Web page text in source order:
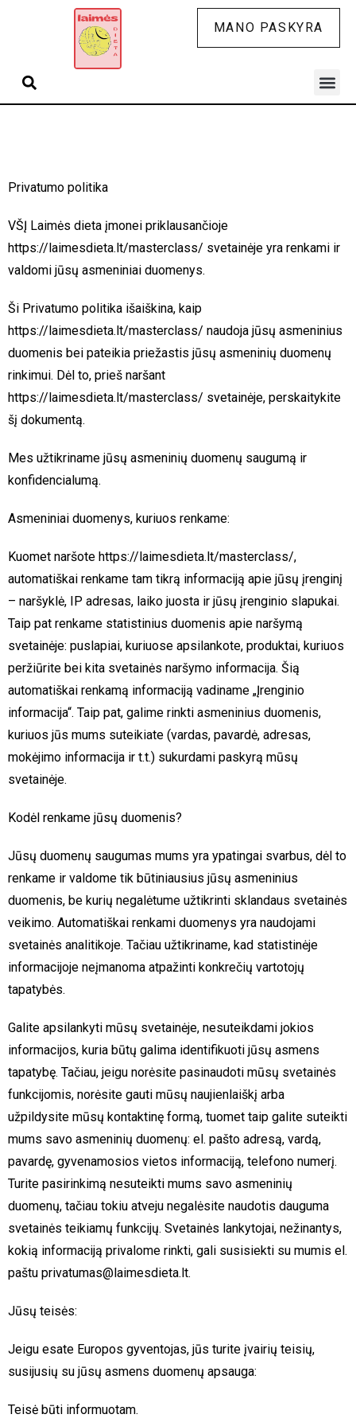
MANO PASKYRA
Privatumo politika
VŠĮ Laimės dieta įmonei priklausančioje
https://laimesdieta.lt/masterclass/ svetainėje yra renkami ir
valdomi jūsų asmeniniai duomenys.
Ši Privatumo politika išaiškina, kaip
https://laimesdieta.lt/masterclass/ naudoja jūsų asmeninius
duomenis bei pateikia priežastis jūsų asmeninių duomenų
rinkimui. Dėl to, prieš naršant
https://laimesdieta.lt/masterclass/ svetainėje, perskaitykite
šį dokumentą.
Mes užtikriname jūsų asmeninių duomenų saugumą ir
konfidencialumą.
Asmeniniai duomenys, kuriuos renkame:
Kuomet naršote https://laimesdieta.lt/masterclass/,
automatiškai renkame tam tikrą informaciją apie jūsų įrenginį
– naršyklė, IP adresas, laiko juosta ir jūsų įrenginio slapukai.
Taip pat renkame statistinius duomenis apie naršymą
svetainėje: puslapiai, kuriuose apsilankote, produktai, kuriuos
peržiūrite bei kita svetainės naršymo informacija. Šią
automatiškai renkamą informaciją vadiname „Įrenginio
informacija“. Taip pat, galime rinkti asmeninius duomenis,
kuriuos jūs mums suteikiate (vardas, pavardė, adresas,
mokėjimo informacija ir t.t.) sukurdami paskyrą mūsų
svetainėje.
Kodėl renkame jūsų duomenis?
Jūsų duomenų saugumas mums yra ypatingai svarbus, dėl to
renkame ir valdome tik būtiniausius jūsų asmeninius
duomenis, be kurių negalėtume užtikrinti sklandaus svetainės
veikimo. Automatiškai renkami duomenys yra naudojami
svetainės analitikoje. Tačiau užtikriname, kad statistinėje
informacijoje neįmanoma atpažinti konkrečių vartotojų
tapatybės.
Galite apsilankyti mūsų svetainėje, nesuteikdami jokios
informacijos, kuria būtų galima identifikuoti jūsų asmens
tapatybę. Tačiau, jeigu norėsite pasinaudoti mūsų svetainės
funkcijomis, norėsite gauti mūsų naujienlaiškį arba
užpildysite mūsų kontaktinę formą, tuomet taip galite suteikti
mums savo asmeninių duomenų: el. pašto adresą, vardą,
pavardę, gyvenamosios vietos informaciją, telefono numerį.
Turite pasirinkimą nesuteikti mums savo asmeninių
duomenų, tačiau tokiu atveju negalėsite naudotis dauguma
svetainės teikiamų funkcijų. Svetainės lankytojai, nežinantys,
kokią informaciją privalome rinkti, gali susisiekti su mumis el.
paštu privatumas@laimesdieta.lt.
Jūsų teisės:
Jeigu esate Europos gyventojas, jūs turite įvairių teisių,
susijusių su jūsų asmens duomenų apsauga:
Teisė būti informuotam.